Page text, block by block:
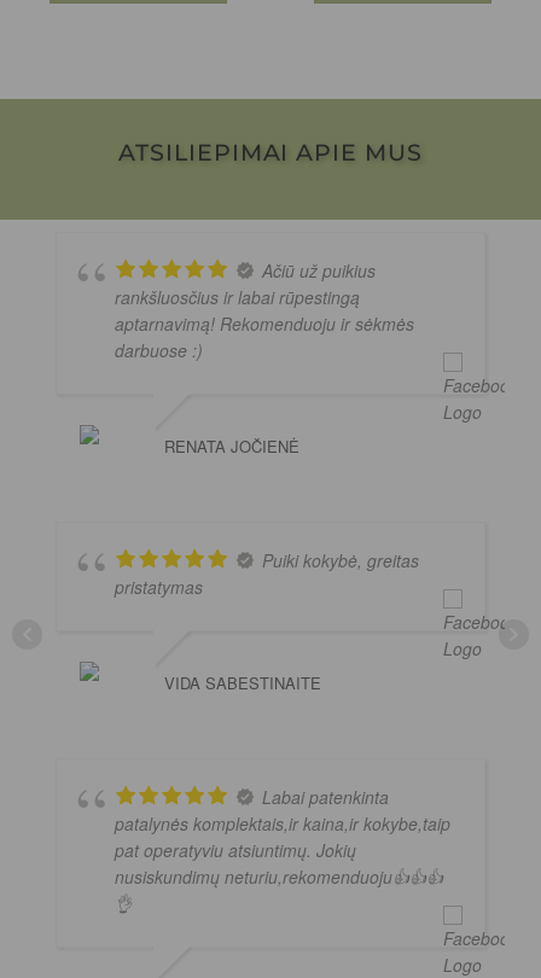
ATSILIEPIMAI APIE MUS
Ačiū už puikius
rankšluosčius ir labai rūpestingą
aptarnavimą! Rekomenduoju ir sėkmės
darbuose :)
RENATA JOČIENĖ
Puiki kokybė, greitas
pristatymas
VIDA SABESTINAITE
Labai patenkinta
patalynės komplektais,ir kaina,ir kokybe,taip
pat operatyviu atsiuntimų. Jokių
nusiskundimų neturiu,rekomenduoju👍👍👍
👌